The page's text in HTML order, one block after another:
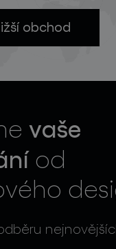
obchod
vaše
od